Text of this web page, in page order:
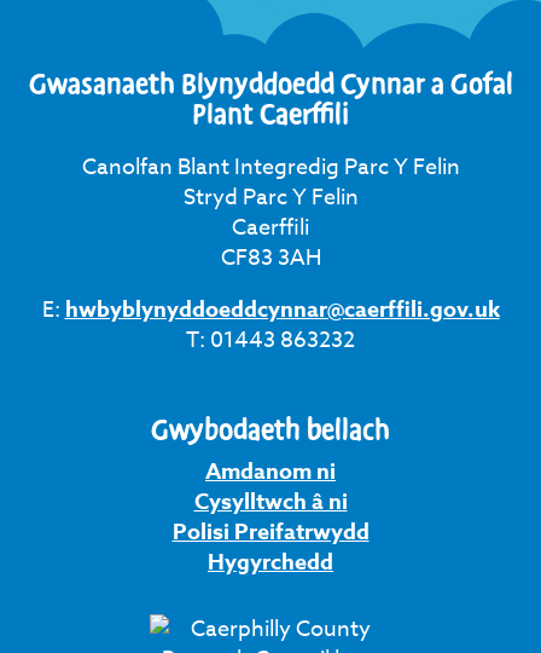
Gwasanaeth Blynyddoedd Cynnar a Gofal
Plant Caerffili
Canolfan Blant Integredig Parc Y Felin
Stryd Parc Y Felin
Caerffili
CF83 3AH
E:hwbyblynyddoeddcynnar@caerffili.gov.uk
T: 01443 863232
Gwybodaeth bellach
Amdanom ni
Cysylltwch â ni
Polisi Preifatrwydd
Hygyrchedd